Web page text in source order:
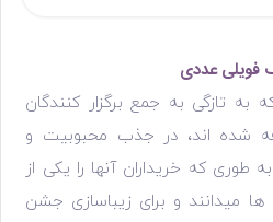
فویلی عددی
به تازگی به جمع برگزار کنندگان
شده اند، در جذب محبوبیت و
طوری که خریداران آنها را یکی از
ها میدانند و برای زیباسازی جشن